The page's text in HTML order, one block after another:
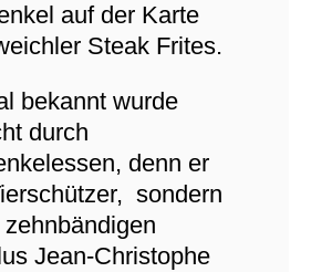
auf der Karte
Steak Frites.
bekannt wurde
durch
denn er
sondern
Jean-Christophe